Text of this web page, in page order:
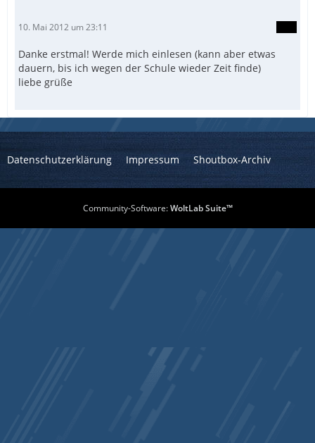
10. Mai 2012 um 23:11
Danke erstmal! Werde mich einlesen (kann aber etwas
dauern, bis ich wegen der Schule wieder Zeit finde)
liebe grüße
Datenschutzerklärung Impressum Shoutbox-Archiv
Community-Software:WoltLab Suite™